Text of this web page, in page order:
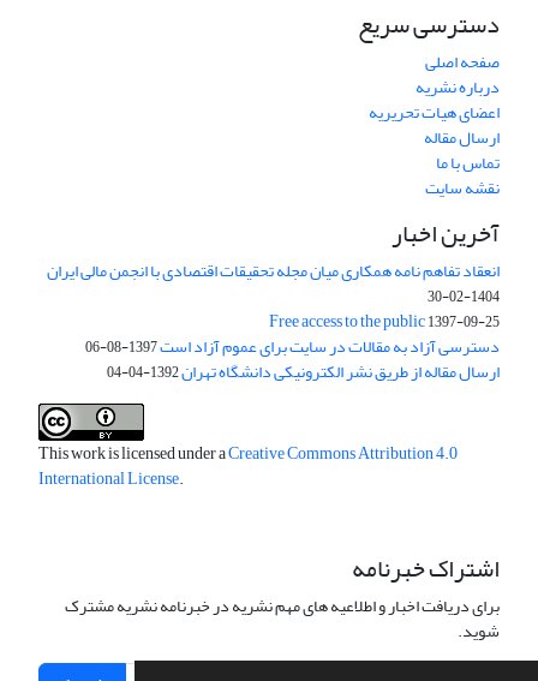
دسترسی سریع
صفحه اصلی
درباره نشریه
اعضای هیات تحریریه
ارسال مقاله
تماس با ما
نقشه سایت
آخرین اخبار
انعقاد تفاهم نامه همکاری میان مجله تحقیقات اقتصادی با انجمن مالی ایران
1404-02-30
Free access to the public1397-09-25
دسترسی آزاد به مقالات در سایت برای عموم آزاد است1397-08-06
ارسال مقاله از طریق نشر الکترونیکی دانشگاه تهران1392-04-04
This work is licensed under aCreative Commons Attribution 4.0
International License.
اشتراک خبرنامه
برای دریافت اخبار و اطلاعیه های مهم نشریه در خبرنامه نشریه مشترک
شوید.